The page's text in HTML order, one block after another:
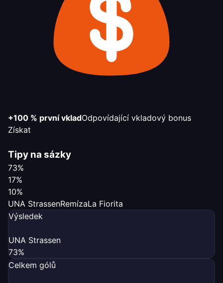
+100 % první vkladOdpovídající vkladový bonus
Získat
Tipy na sázky
73%
17%
10%
UNA StrassenRemízaLa Fiorita
Výsledek
UNA Strassen
73%
Celkem gólů